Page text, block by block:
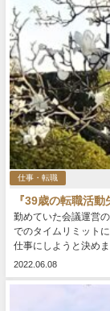
仕事・転職
『39歳の転職活
勤めていた会議運営
でのタイムリミット
仕事にしようと決めま
2022.06.08